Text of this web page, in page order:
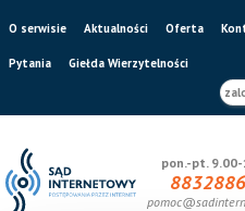
O serwisie Aktualności Oferta
Pytania
Giełda Wierzytelności
pon.-pt. 9.00-